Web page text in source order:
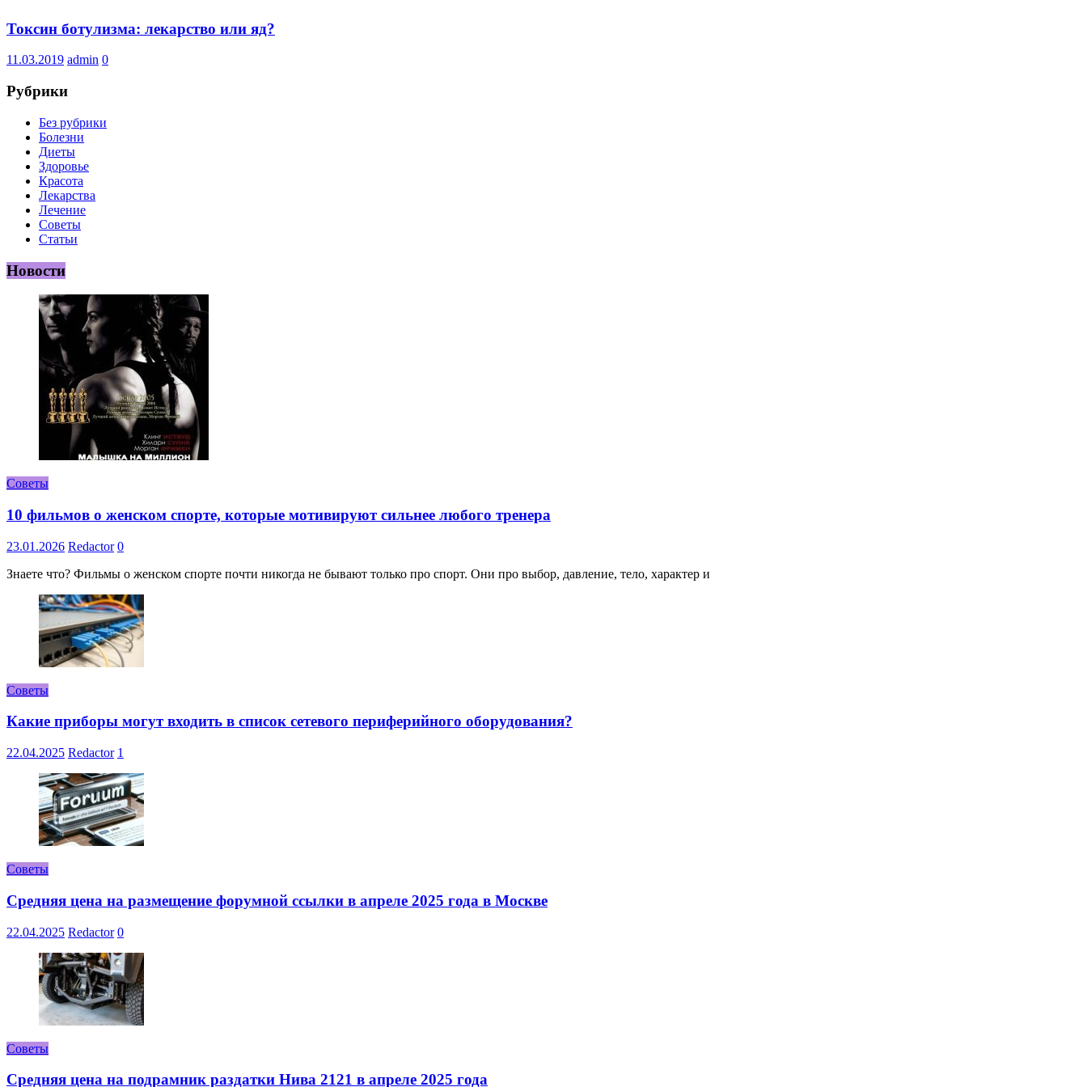
Токсин ботулизма: лекарство или яд?
11.03.2019 admin 0
Рубрики
Без рубрики
Болезни
Диеты
Здоровье
Красота
Лекарства
Лечение
Советы
Статьи
Новости
Советы
10 фильмов о женском спорте, которые мотивируют сильнее любого тренера
23.01.2026 Redactor 0
Знаете что? Фильмы о женском спорте почти никогда не бывают только про спорт. Они про выбор, давление, тело, характер и
Советы
Какие приборы могут входить в список сетевого периферийного оборудования?
22.04.2025 Redactor 1
Советы
Средняя цена на размещение форумной ссылки в апреле 2025 года в Москве
22.04.2025 Redactor 0
Советы
Средняя цена на подрамник раздатки Нива 2121 в апреле 2025 года